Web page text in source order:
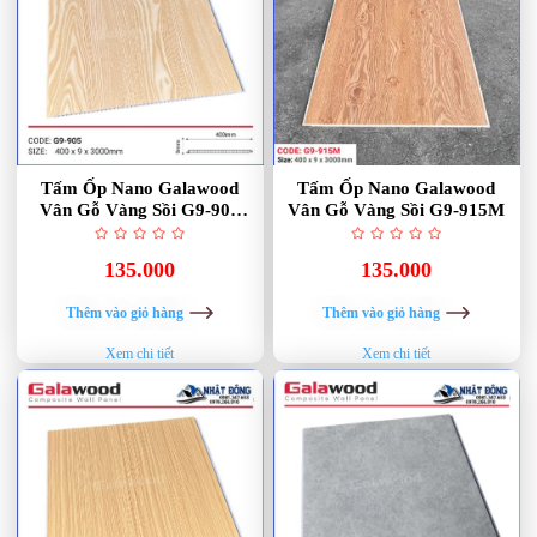
Tấm Ốp Nano Galawood
Vân Gỗ Vàng Sồi G9-905
Natural Oak
135.000
Thêm vào giỏ hàng
Xem chi tiết
Tấm Ốp Nano Galawood
Vân Gỗ Vàng Sồi G9-915M
135.000
Thêm vào giỏ hàng
Xem chi tiết